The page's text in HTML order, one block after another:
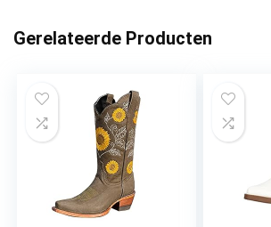
Gerelateerde Producten